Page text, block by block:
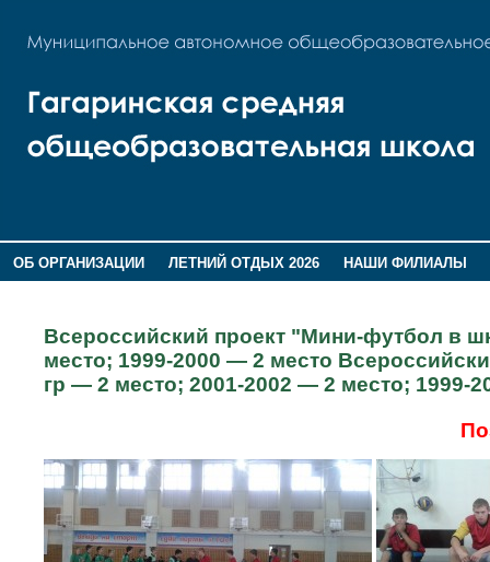
ОБ ОРГАНИЗАЦИИ ЛЕТНИЙ ОТДЫХ 2026
НАШИ ФИЛИАЛЫ
Всероссийский проект "Мини-футбол в
место; 1999-2000 — 2 место
гр — 2 место; 2001-2002 — 2 место; 1999-